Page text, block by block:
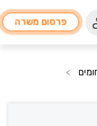
פרסום משרה
>